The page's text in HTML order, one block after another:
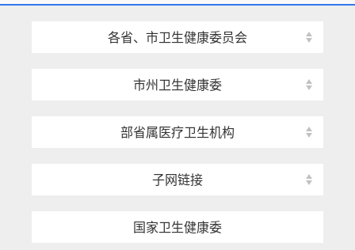
各省、市卫生健康委员会
市州卫生健康委
部省属医疗卫生机构
子网链接
国家卫生健康委